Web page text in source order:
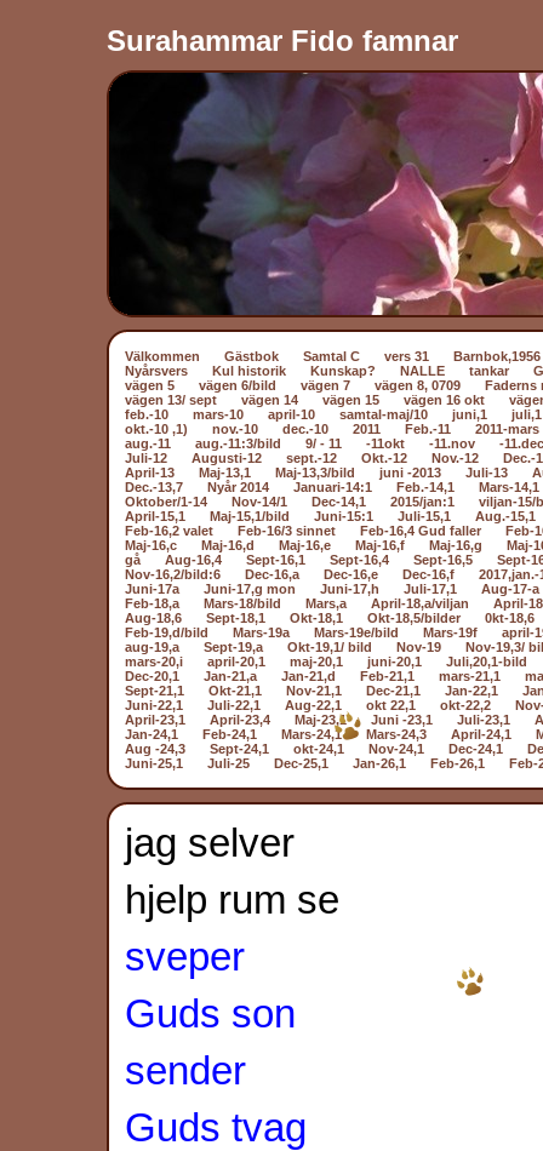
Surahammar Fido famnar
Välkommen Gästbok Samtal C vers 31
Barnbok,1956
Nyårsvers
Kul historik Kunskap? NALLE tankar
vägen 5
vägen 6/bild vägen 7 vägen 8, 0709
Faderns
vägen 13/ sept
vägen 14 vägen 15 vägen 16 okt
feb.-10
mars-10 april-10 samtal-maj/10 juni,1
juli,1
okt.-10 ,1)
nov.-10 dec.-10 2011 Feb.-11
2011-mars
aug.-11
aug.-11:3/bild 9/ - 11 -11okt -11.nov
-
Juli-12
Augusti-12 sept.-12 Okt.-12 Nov.-12
Dec.-
April-13
Maj-13,1 Maj-13,3/bild juni -2013 Juli-13
Dec.-13,7
Nyår 2014 Januari-14:1 Feb.-14,1
Mars-14,1
Oktober/1-14
Nov-14/1 Dec-14,1 2015/jan:1
viljan-15/
April-15,1
Maj-15,1/bild Juni-15:1 Juli-15,1
Aug.-15,1
Feb-16,2 valet
Feb-16/3 sinnet Feb-16,4 Gud faller
Feb-
Maj-16,c
Maj-16,d Maj-16,e Maj-16,f Maj-16,g
Maj-
gå
Aug-16,4 Sept-16,1 Sept-16,4 Sept-16,5
Sept-
Nov-16,2/bild:6
Dec-16,a Dec-16,e Dec-16,f
2017,jan.-
Juni-17a
Juni-17,g mon Juni-17,h Juli-17,1
Aug-17-a
Feb-18,a
Mars-18/bild Mars,a April-18,a/viljan
April-
Aug-18,6
Sept-18,1 Okt-18,1 Okt-18,5/bilder
0kt-18,6
Feb-19,d/bild
Mars-19a Mars-19e/bild Mars-19f
april-
aug-19,a
Sept-19,a Okt-19,1/ bild Nov-19
Nov-19,3/
mars-20,i
april-20,1 maj-20,1 juni-20,1
Juli,20,1-bild
Dec-20,1
Jan-21,a Jan-21,d Feb-21,1 mars-21,1
Sept-21,1
Okt-21,1 Nov-21,1 Dec-21,1 Jan-22,1
Juni-22,1
Juli-22,1 Aug-22,1 okt 22,1 okt-22,2
April-23,1
April-23,4 Maj-23,1 Juni -23,1 Juli-23,1
Jan-24,1
Feb-24,1 Mars-24,1 Mars-24,3 April-24,1
Aug -24,3
Sept-24,1 okt-24,1 Nov-24,1 Dec-24,1
Juni-25,1
Juli-25 Dec-25,1 Jan-26,1 Feb-26,1 Feb-
jag selver
hjelp rum se
sveper
Guds son
sender
Guds tvag